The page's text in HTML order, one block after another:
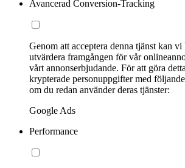
Avancerad Conversion-Tracking
Genom att acceptera denna tjänst kan vi
utvärdera framgången för vår
vårt annonserbjudande. För att göra
krypterade personuppgifter med
om du redan använder deras tjänster:
Google Ads
Performance